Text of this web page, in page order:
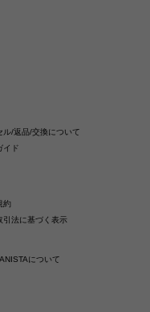
ル/返品/交換について
イド
約
引法に基づく表示
について